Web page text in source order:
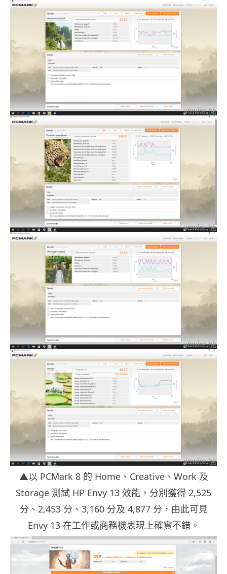
▲以 PCMark 8 的 Home、Creative、Work 及
Storage 測試 HP Envy 13 效能，分別獲得 2,525
分、2,453 分、3,160 分及 4,877 分，由此可見
Envy 13 在工作或商務機表現上確實不錯。